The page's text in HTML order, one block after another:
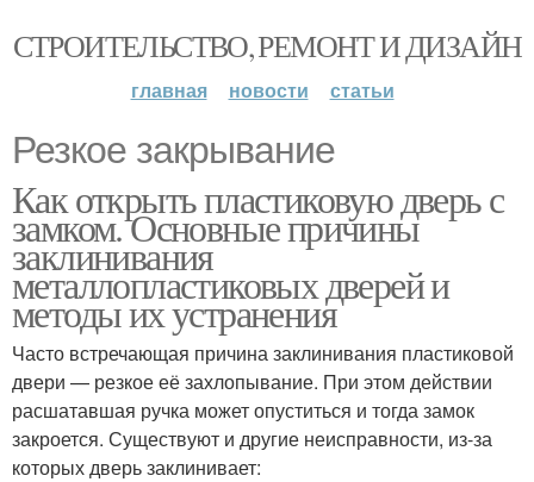
СТРОИТЕЛЬСТВО, РЕМОНТ И ДИЗАЙН
главная новости статьи
Резкое закрывание
Как открыть пластиковую дверь с
замком. Основные причины
заклинивания
металлопластиковых дверей и
методы их устранения
Часто встречающая причина заклинивания пластиковой
двери — резкое её захлопывание. При этом действии
расшатавшая ручка может опуститься и тогда замок
закроется. Существуют и другие неисправности, из-за
которых дверь заклинивает: